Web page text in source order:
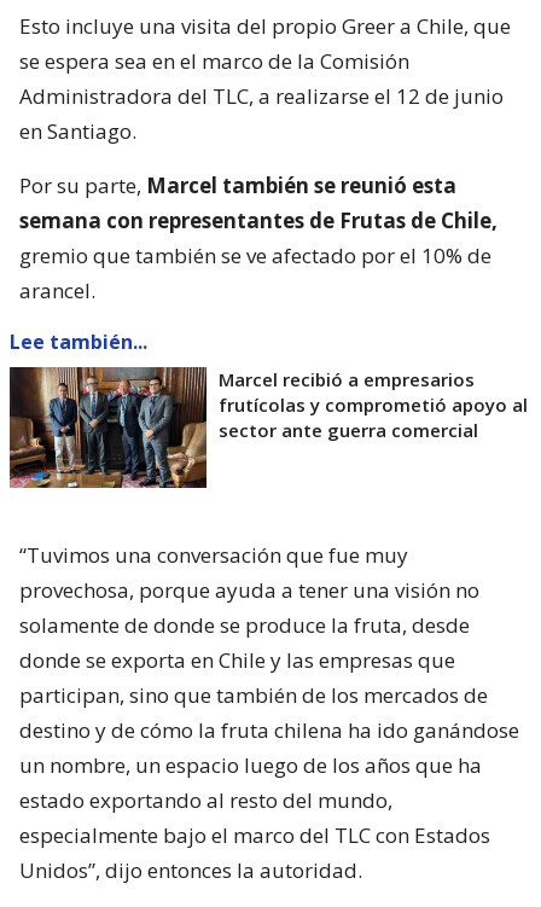
Esto incluye una visita del propio Greer a Chile, que
se espera sea en el marco de la Comisión
Administradora del TLC, a realizarse el 12 de junio
en Santiago.
Por su parte, Marcel también se reunió esta
semana con representantes de Frutas de Chile,
gremio que también se ve afectado por el 10% de
arancel.
Lee también...
Marcel recibió a empresarios
frutícolas y comprometió apoyo al
sector ante guerra comercial
“Tuvimos una conversación que fue muy
provechosa, porque ayuda a tener una visión no
solamente de donde se produce la fruta, desde
donde se exporta en Chile y las empresas que
participan, sino que también de los mercados de
destino y de cómo la fruta chilena ha ido ganándose
un nombre, un espacio luego de los años que ha
estado exportando al resto del mundo,
especialmente bajo el marco del TLC con Estados
Unidos”, dijo entonces la autoridad.